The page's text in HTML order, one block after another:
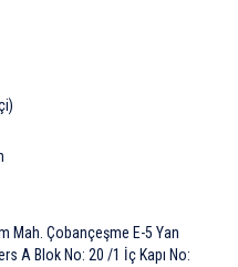
Mah. Çobançeşme E-5 Yan
A Blok No: 20 /1 İç Kapı No: